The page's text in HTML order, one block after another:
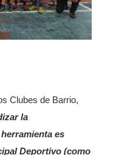
Clubes de Barrio,
la
es
Deportivo (como